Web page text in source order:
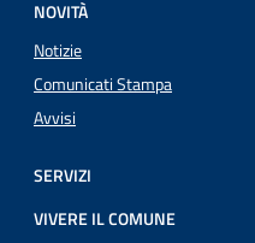
NOVITÀ
Notizie
Comunicati Stampa
Avvisi
SERVIZI
VIVERE IL COMUNE